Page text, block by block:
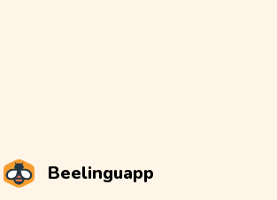
Beelinguapp